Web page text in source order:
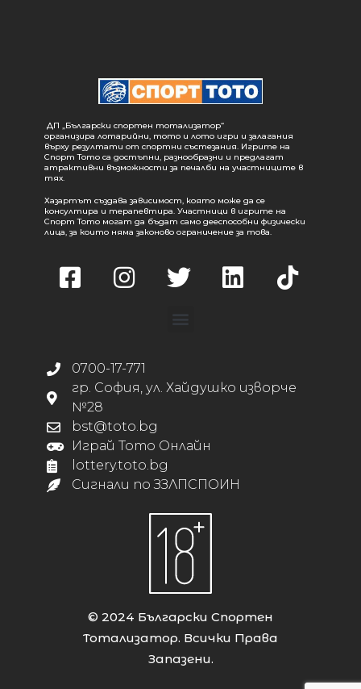
ДП „Български спортен тотализатор“
организира лотарийни, тото и лото игри и залагания
върху резултати от спортни състезания. Игрите на
Спорт Тото са достъпни, разнообразни и предлагат
атрактивни възможности за печалби на участниците в
тях.
Хазартът създава зависимост, която може да се
консултира и терапевтира. Участници в игрите на
Спорт Тото могат да бъдат само дееспособни физически
лица, за които няма законово ограничение за това.
0700-17-771
гр. София, ул. Хайдушко изворче
№28
bst@toto.bg
Играй Тото Онлайн
lottery.toto.bg
Сигнали по ЗЗЛПСПОИН
© 2024 Български Спортен
Тотализатор. Всички Права
Запазени.